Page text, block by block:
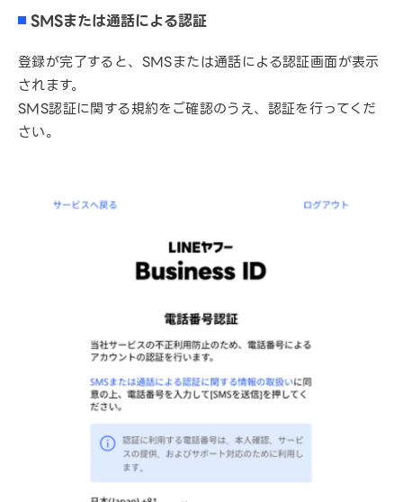
SMSまたは通話による認証
登録が完了すると、SMSまたは通話による認証画面が表示
されます。
SMS認証に関する規約をご確認のうえ、認証を行ってくだ
さい。